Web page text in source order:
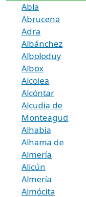
Abla
Abrucena
Adra
Albánchez
Alboloduy
Albox
Alcolea
Alcóntar
Alcudia de
Monteagud
Alhabia
Alhama de
Almería
Alicún
Almería
Almócita